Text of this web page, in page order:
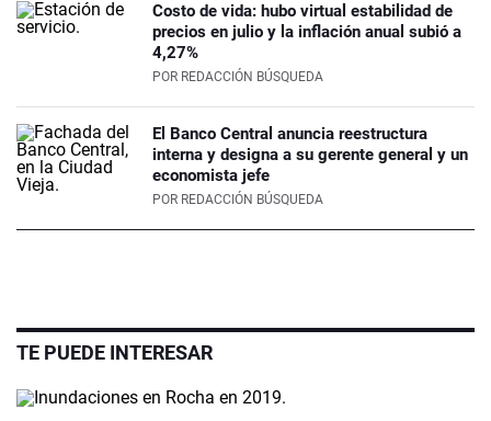
Costo de vida: hubo virtual estabilidad de
precios en julio y la inflación anual subió a
4,27%
POR REDACCIÓN BÚSQUEDA
El Banco Central anuncia reestructura
interna y designa a su gerente general y un
economista jefe
POR REDACCIÓN BÚSQUEDA
TE PUEDE INTERESAR